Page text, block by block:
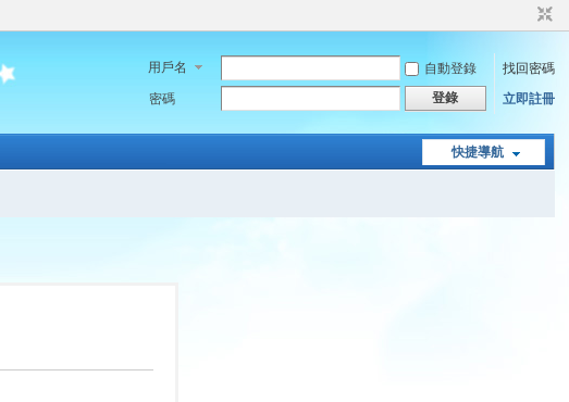
用戶名 自動登錄
找回密碼
密碼
登錄 立即註冊
快捷導航